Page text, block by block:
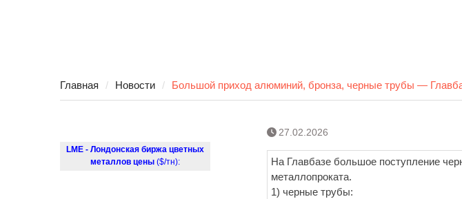
Главная Новости Большой приход алюминий, бронза, черные трубы —
27.02.2026
На Главбазе большое поступление
металлопроката.
1) черные трубы:
LME - Лондонская биржа цветных
металлов цены ($/тн):